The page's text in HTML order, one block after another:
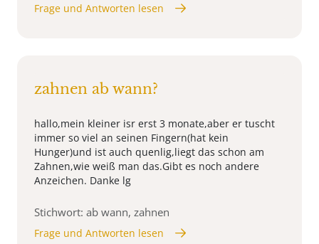
Frage und Antworten lesen
zahnen ab wann?
hallo,mein kleiner isr erst 3 monate,aber er tuscht
immer so viel an seinen Fingern(hat kein
Hunger)und ist auch quenlig,liegt das schon am
Zahnen,wie weiß man das.Gibt es noch andere
Anzeichen. Danke lg
Stichwort: ab wann, zahnen
Frage und Antworten lesen